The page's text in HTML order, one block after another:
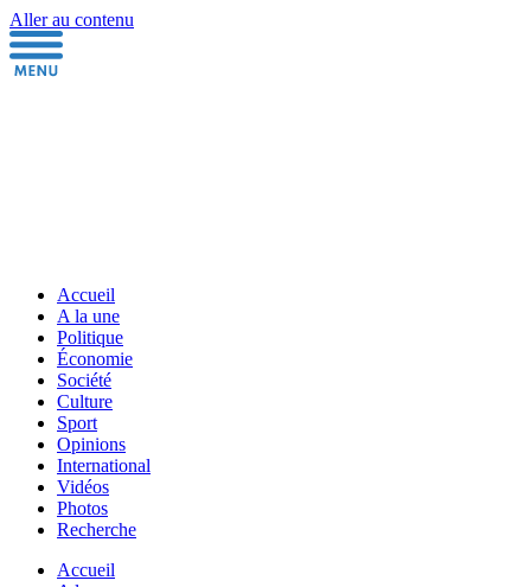
Aller au contenu
Accueil
A la une
Politique
Économie
Société
Culture
Sport
Opinions
International
Vidéos
Photos
Recherche
Accueil